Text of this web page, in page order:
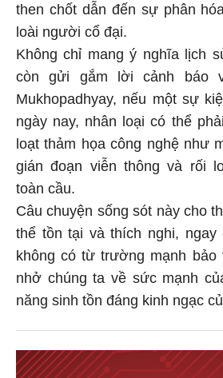
then chốt dẫn đến sự phân
loài người cổ đại.
Không chỉ mang ý nghĩa lịch
còn gửi gắm lời cảnh báo
Mukhopadhyay, nếu một sự
ngày nay, nhân loại có thể
loạt thảm họa công nghệ như
gián đoạn viễn thông và rối
toàn cầu.
Câu chuyện sống sót này cho
thể tồn tại và thích nghi, ngay
không có từ trường mạnh bảo
nhở chúng ta về sức mạnh
năng sinh tồn đáng kinh ngạc